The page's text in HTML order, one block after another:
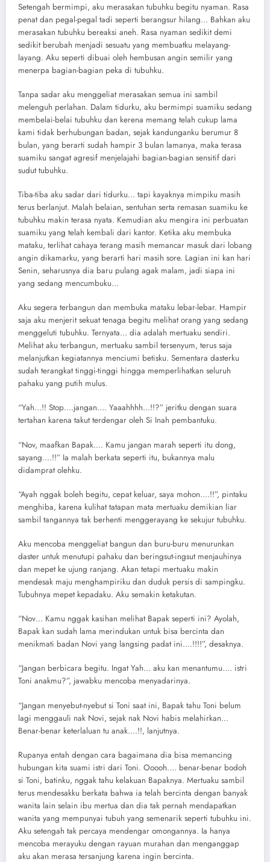
Setengah bermimpi, aku merasakan tubuhku begitu nyaman. Rasa
penat dan pegal-pegal tadi seperti berangsur hilang… Bahkan aku
merasakan tubuhku bereaksi aneh. Rasa nyaman sedikit demi
sedikit berubah menjadi sesuatu yang membuatku melayang-
layang. Aku seperti dibuai oleh hembusan angin semilir yang
menerpa bagian-bagian peka di tubuhku.
Tanpa sadar aku menggeliat merasakan semua ini sambil
melenguh perlahan. Dalam tidurku, aku bermimpi suamiku sedang
membelai-belai tubuhku dan kerena memang telah cukup lama
kami tidak berhubungan badan, sejak kandunganku berumur 8
bulan, yang berarti sudah hampir 3 bulan lamanya, maka terasa
suamiku sangat agresif menjelajahi bagian-bagian sensitif dari
sudut tubuhku.
Tiba-tiba aku sadar dari tidurku… tapi kayaknya mimpiku masih
terus berlanjut. Malah belaian, sentuhan serta remasan suamiku ke
tubuhku makin terasa nyata. Kemudian aku mengira ini perbuatan
suamiku yang telah kembali dari kantor. Ketika aku membuka
mataku, terlihat cahaya terang masih memancar masuk dari lobang
angin dikamarku, yang berarti hari masih sore. Lagian ini kan hari
Senin, seharusnya dia baru pulang agak malam, jadi siapa ini
yang sedang mencumbuku…
Aku segera terbangun dan membuka mataku lebar-lebar. Hampir
saja aku menjerit sekuat tenaga begitu melihat orang yang sedang
menggeluti tubuhku. Ternyata… dia adalah mertuaku sendiri.
Melihat aku terbangun, mertuaku sambil tersenyum, terus saja
melanjutkan kegiatannya menciumi betisku. Sementara dasterku
sudah terangkat tinggi-tinggi hingga memperlihatkan seluruh
pahaku yang putih mulus.
“Yah…!! Stop….jangan…. Yaaahhhh…!!?” jeritku dengan suara
tertahan karena takut terdengar oleh Si Inah pembantuku.
“Nov, maafkan Bapak…. Kamu jangan marah seperti itu dong,
sayang….!!” Ia malah berkata seperti itu, bukannya malu
didamprat olehku.
“Ayah nggak boleh begitu, cepat keluar, saya mohon….!!”, pintaku
menghiba, karena kulihat tatapan mata mertuaku demikian liar
sambil tangannya tak berhenti menggerayang ke sekujur tubuhku.
Aku mencoba menggeliat bangun dan buru-buru menurunkan
daster untuk menutupi pahaku dan beringsut-ingsut menjauhinya
dan mepet ke ujung ranjang. Akan tetapi mertuaku makin
mendesak maju menghampiriku dan duduk persis di sampingku.
Tubuhnya mepet kepadaku. Aku semakin ketakutan.
“Nov… Kamu nggak kasihan melihat Bapak seperti ini? Ayolah,
Bapak kan sudah lama merindukan untuk bisa bercinta dan
menikmati badan Novi yang langsing padat ini….!!!!”, desaknya.
“Jangan berbicara begitu. Ingat Yah… aku kan menantumu…. istri
Toni anakmu?”, jawabku mencoba menyadarinya.
“Jangan menyebut-nyebut si Toni saat ini, Bapak tahu Toni belum
lagi menggauli nak Novi, sejak nak Novi habis melahirkan…
Benar-benar keterlaluan tu anak….!!, lanjutnya.
Rupanya entah dengan cara bagaimana dia bisa memancing
hubungan kita suami istri dari Toni. Ooooh…. benar-benar bodoh
si Toni, batinku, nggak tahu kelakuan Bapaknya. Mertuaku sambil
terus mendesakku berkata bahwa ia telah bercinta dengan banyak
wanita lain selain ibu mertua dan dia tak pernah mendapatkan
wanita yang mempunyai tubuh yang semenarik seperti tubuhku ini.
Aku setengah tak percaya mendengar omongannya. Ia hanya
mencoba merayuku dengan rayuan murahan dan menganggap
aku akan merasa tersanjung karena ingin bercinta.